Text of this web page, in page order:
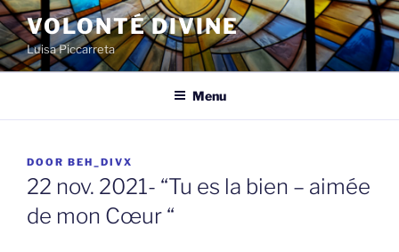
Spring
naar
de
inhoud
VOLONTÉ DIVINE
Luisa Piccarreta
Menu
GEPLAATST
OP
DOOR BEH_DIVX
22 nov. 2021- “Tu es la bien – aimée
de mon Cœur “